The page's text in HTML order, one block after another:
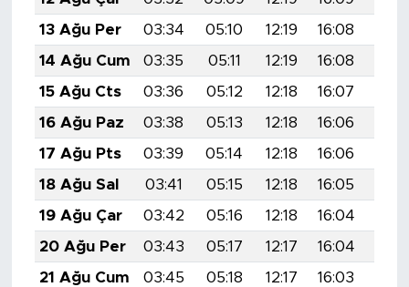
13 Ağu Per
03:34 05:10 12:19 16:08
14 Ağu Cum
03:35 05:11 12:19 16:08
15 Ağu Cts
03:36 05:12 12:18 16:07
16 Ağu Paz
03:38 05:13 12:18 16:06
17 Ağu Pts
03:39 05:14 12:18 16:06
18 Ağu Sal
03:41 05:15 12:18 16:05
19 Ağu Çar
03:42 05:16 12:18 16:04
20 Ağu Per
03:43 05:17 12:17 16:04
21 Ağu Cum
03:45 05:18 12:17 16:03